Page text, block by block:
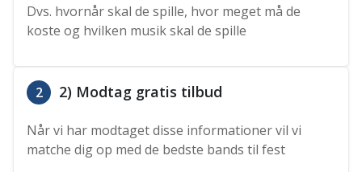
Dvs. hvornår skal de spille, hvor meget må de
koste og hvilken musik skal de spille
2 2) Modtag gratis tilbud
Når vi har modtaget disse informationer vil vi
matche dig op med de bedste bands til fest